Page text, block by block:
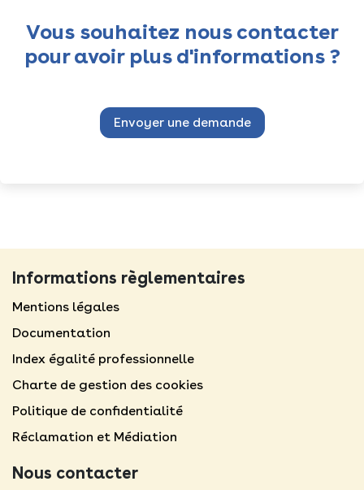
Vous souhaitez nous contacter
pour avoir plus d'informations ?
Envoyer une demande
Informations règlementaires
Mentions légales​
Documentation
Index égalité professionnelle
Charte de gestion des cookies
Politique de confidentialité
Réclamation et Médiation
Nous contacter